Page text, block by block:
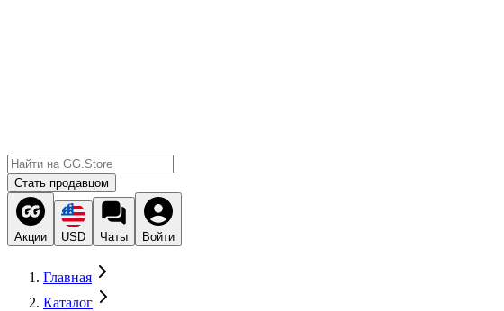
Стать продавцом
Акции USD Чаты Войти
Главная
Каталог